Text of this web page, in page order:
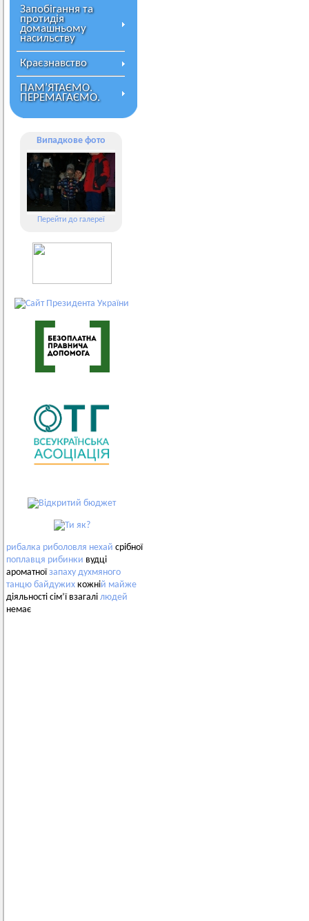
Запобігання та
протидія
домашньому
насильству
Краєзнавство
ПАМ’ЯТАЄМО.
ПЕРЕМАГАЄМО.
Випадкове фото
Перейти до галереї
рибалка риболовля нехай срібної
поплавця рибинки вудці
ароматноїзапаху духмяного
танцю байдужих кожній майже
діяльності сім’ї взагалі людей
немає